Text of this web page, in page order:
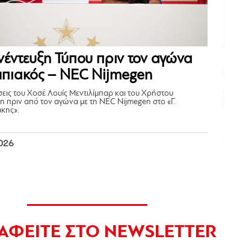
Τύπου πριν τον αγώνα
– NEC Nijmegen
του Χοσέ Λουίς Μεντιλίμπαρ και του Χρήστου
πριν από τον αγώνα με τη NEC Nijmegen στο «Γ.
ΣΤΟ NEWSLETTER